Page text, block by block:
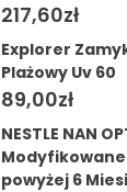
217,60zł
Explorer
Plażowy Uv 60
89,00zł
NESTLE NAN
powyżej 6